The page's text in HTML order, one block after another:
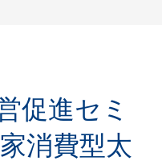
促進セミ
消費型太